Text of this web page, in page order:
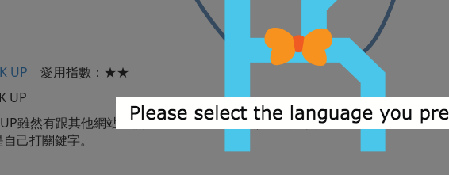
UP 愛用指數：★★
UP雖然有跟其他網站比較不一樣的圖片，但無法選類別，只能選最熱門的或最新
己打關鍵字。